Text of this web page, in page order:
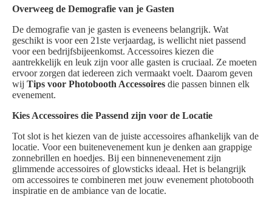
Overweeg de Demografie van je Gasten
De demografie van je gasten is eveneens belangrijk. Wat
geschikt is voor een 21ste verjaardag, is wellicht niet passend
voor een bedrijfsbijeenkomst. Accessoires kiezen die
aantrekkelijk en leuk zijn voor alle gasten is cruciaal. Ze moeten
ervoor zorgen dat iedereen zich vermaakt voelt. Daarom geven
wij Tips voor Photobooth Accessoires die passen binnen elk
evenement.
Kies Accessoires die Passend zijn voor de Locatie
Tot slot is het kiezen van de juiste accessoires afhankelijk van de
locatie. Voor een buitenevenement kun je denken aan grappige
zonnebrillen en hoedjes. Bij een binnenevenement zijn
glimmende accessoires of glowsticks ideaal. Het is belangrijk
om accessoires te combineren met jouw evenement photobooth
inspiratie en de ambiance van de locatie.